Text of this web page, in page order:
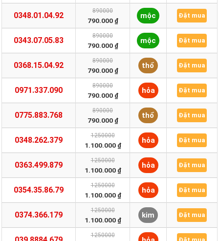
0348.01.04.92 890000
790.000 ₫
mộc Đặt mua
0343.07.05.83 890000
790.000 ₫
mộc Đặt mua
0368.15.04.92 890000
790.000 ₫
thổ Đặt mua
0971.337.090 890000
790.000 ₫
hỏa Đặt mua
0775.883.768 890000
790.000 ₫
thổ Đặt mua
0348.262.379 1250000
1.100.000 ₫
hỏa Đặt mua
0363.499.879 1250000
1.100.000 ₫
hỏa Đặt mua
0354.35.86.79 1250000
1.100.000 ₫
hỏa Đặt mua
0374.366.179 1250000
1.100.000 ₫
kim Đặt mua
1250000